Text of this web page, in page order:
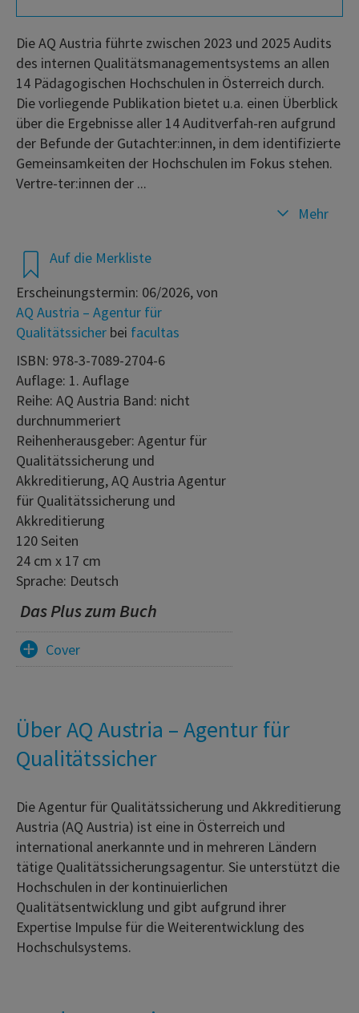
Auf die Merkliste
Erscheinungstermin: 06/2026, von
AQ Austria – Agentur für
Qualitätssicher bei facultas
ISBN: 978-3-7089-2704-6
Auflage: 1. Auflage
Reihe: AQ Austria Band: nicht
durchnummeriert
Reihenherausgeber: Agentur für
Qualitätssicherung und
Akkreditierung, AQ Austria Agentur
für Qualitätssicherung und
Akkreditierung
120 Seiten
24 cm x 17 cm
Sprache: Deutsch
Das Plus zum Buch
Cover
Die AQ Austria führte zwischen 2023 und 2025 Audits
des internen Qualitätsmanagementsystems an allen
14 Pädagogischen Hochschulen in Österreich durch.
Die vorliegende Publikation bietet u.a. einen Überblick
über die Ergebnisse aller 14 Auditverfah-ren aufgrund
der Befunde der Gutachter:innen, in dem identifizierte
Gemeinsamkeiten der Hochschulen im Fokus stehen.
Vertre-ter:innen der ...
Mehr
Über AQ Austria – Agentur für
Qualitätssicher
Die Agentur für Qualitätssicherung und Akkreditierung
Austria (AQ Austria) ist eine in Österreich und
international anerkannte und in mehreren Ländern
tätige Qualitätssicherungsagentur. Sie unterstützt die
Hochschulen in der kontinuierlichen
Qualitätsentwicklung und gibt aufgrund ihrer
Expertise Impulse für die Weiterentwicklung des
Hochschulsystems.